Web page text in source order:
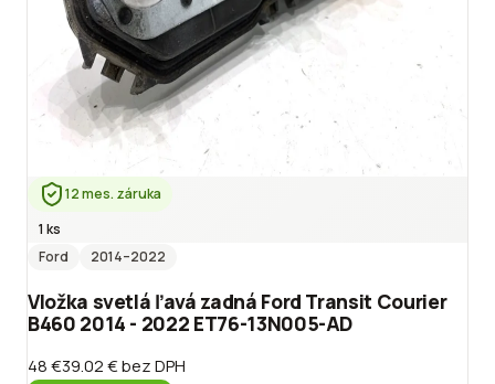
12 mes. záruka
1 ks
Ford
2014–2022
Vložka svetlá ľavá zadná Ford Transit Courier
B460 2014 - 2022 ET76-13N005-AD
48 €39.02 €bez DPH